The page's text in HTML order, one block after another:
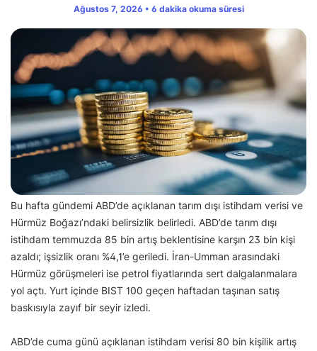
Ağustos 7, 2026 • 6 dakika okuma süresi
Bu hafta gündemi ABD’de açıklanan tarım dışı istihdam verisi ve
Hürmüz Boğazı’ndaki belirsizlik belirledi. ABD’de tarım dışı
istihdam temmuzda 85 bin artış beklentisine karşın 23 bin kişi
azaldı; işsizlik oranı %4,1’e geriledi. İran-Umman arasındaki
Hürmüz görüşmeleri ise petrol fiyatlarında sert dalgalanmalara
yol açtı. Yurt içinde BIST 100 geçen haftadan taşınan satış
baskısıyla zayıf bir seyir izledi.
ABD’de cuma günü açıklanan istihdam verisi 80 bin kişilik artış